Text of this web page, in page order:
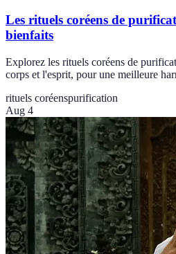
Les rituels coréens de
bienfaits
Explorez les rituels coréens de
corps et l'esprit, pour une meilleure
rituels coréenspurification
Aug 4